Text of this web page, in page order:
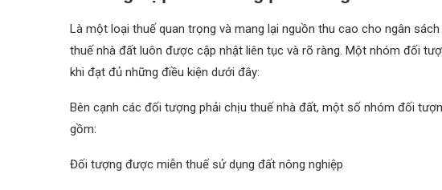
Là một loại thuế quan trọng và mang lại nguồn thu cao cho ngân
thuế nhà đất luôn được cập nhật liên tục và rõ ràng. Một nhóm đối
khi đạt đủ những điều kiện dưới đây:
Bên cạnh các đối tượng phải chịu thuế nhà đất, một số nhóm đối
gồm:
Đối tượng được miễn thuế sử dụng đất nông nghiệp